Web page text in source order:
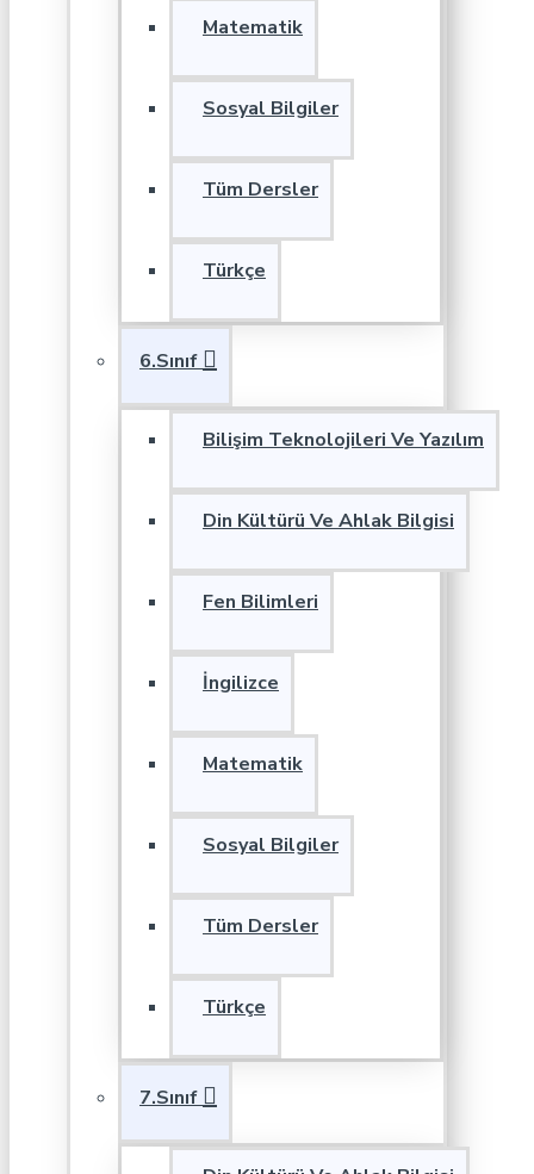
Matematik
Sosyal Bilgiler
Tüm Dersler
Türkçe
6.Sınıf
Bilişim Teknolojileri Ve Yazılım
Din Kültürü Ve Ahlak Bilgisi
Fen Bilimleri
İngilizce
Matematik
Sosyal Bilgiler
Tüm Dersler
Türkçe
7.Sınıf